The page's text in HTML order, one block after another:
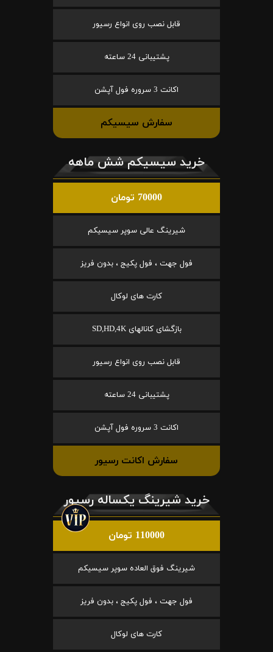
قابل نصب روی انواع رسیور
پشتیبانی 24 ساعته
اکانت 3 سروره فول آپشن
سفارش سیسیکم
خرید سیسیکم شش ماهه
70000 تومان
شیرینگ عالی سوپر سیسیکم
فول جهت ، فول پکیج ، بدون فریز
کارت های لوکال
بازگشای کانالهای SD,HD,4K
قابل نصب روی انواع رسیور
پشتیبانی 24 ساعته
اکانت 3 سروره فول آپشن
سفارش اکانت رسیور
خرید شیرینگ یکساله رسیور
110000 تومان
شیرینگ فوق العاده سوپر سیسیکم
فول جهت ، فول پکیج ، بدون فریز
کارت های لوکال